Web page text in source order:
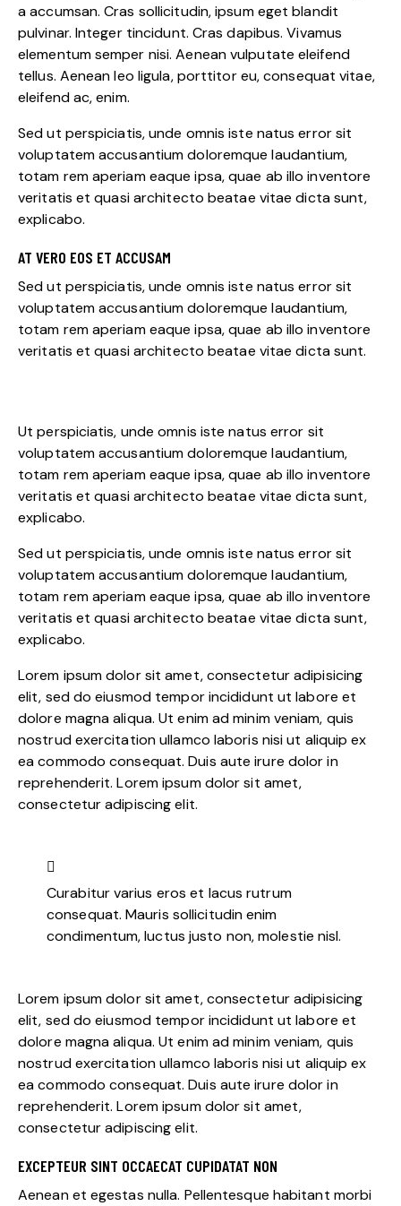
a accumsan. Cras sollicitudin, ipsum eget blandit
pulvinar. Integer tincidunt. Cras dapibus. Vivamus
elementum semper nisi. Aenean vulputate eleifend
tellus. Aenean leo ligula, porttitor eu, consequat vitae,
eleifend ac, enim.
Sed ut perspiciatis, unde omnis iste natus error sit
voluptatem accusantium doloremque laudantium,
totam rem aperiam eaque ipsa, quae ab illo inventore
veritatis et quasi architecto beatae vitae dicta sunt,
explicabo.
AT VERO EOS ET ACCUSAM
Sed ut perspiciatis, unde omnis iste natus error sit
voluptatem accusantium doloremque laudantium,
totam rem aperiam eaque ipsa, quae ab illo inventore
veritatis et quasi architecto beatae vitae dicta sunt.
Ut perspiciatis, unde omnis iste natus error sit
voluptatem accusantium doloremque laudantium,
totam rem aperiam eaque ipsa, quae ab illo inventore
veritatis et quasi architecto beatae vitae dicta sunt,
explicabo.
Sed ut perspiciatis, unde omnis iste natus error sit
voluptatem accusantium doloremque laudantium,
totam rem aperiam eaque ipsa, quae ab illo inventore
veritatis et quasi architecto beatae vitae dicta sunt,
explicabo.
Lorem ipsum dolor sit amet, consectetur adipisicing
elit, sed do eiusmod tempor incididunt ut labore et
dolore magna aliqua. Ut enim ad minim veniam, quis
nostrud exercitation ullamco laboris nisi ut aliquip ex
ea commodo consequat. Duis aute irure dolor in
reprehenderit. Lorem ipsum dolor sit amet,
consectetur adipiscing elit.
Curabitur varius eros et lacus rutrum
consequat. Mauris sollicitudin enim
condimentum, luctus justo non, molestie nisl.
Lorem ipsum dolor sit amet, consectetur adipisicing
elit, sed do eiusmod tempor incididunt ut labore et
dolore magna aliqua. Ut enim ad minim veniam, quis
nostrud exercitation ullamco laboris nisi ut aliquip ex
ea commodo consequat. Duis aute irure dolor in
reprehenderit. Lorem ipsum dolor sit amet,
consectetur adipiscing elit.
EXCEPTEUR SINT OCCAECAT CUPIDATAT NON
Aenean et egestas nulla. Pellentesque habitant morbi